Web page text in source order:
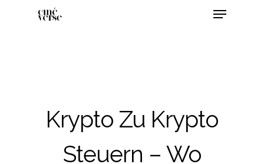
Krypto Zu Krypto
Steuern – Wo